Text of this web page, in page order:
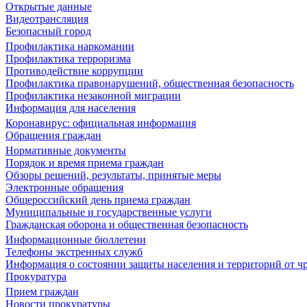
Открытые данные
Видеотрансляция
Безопасный город
Профилактика наркомании
Профилактика терроризма
Противодействие коррупции
Профилактика правонарушений, общественная безопасность
Профилактика незаконной миграции
Информация для населения
Коронавирус: официальная информация
Обращения граждан
Нормативные документы
Порядок и время приема граждан
Обзоры решений, результаты, принятые меры
Электронные обращения
Общероссийский день приема граждан
Муниципальные и государственные услуги
Гражданская оборона и общественная безопасность
Информационные бюллетени
Телефоны экстренных служб
Информация о состоянии защиты населения и территорий от
Прокуратура
Прием граждан
Новости прокуратуры